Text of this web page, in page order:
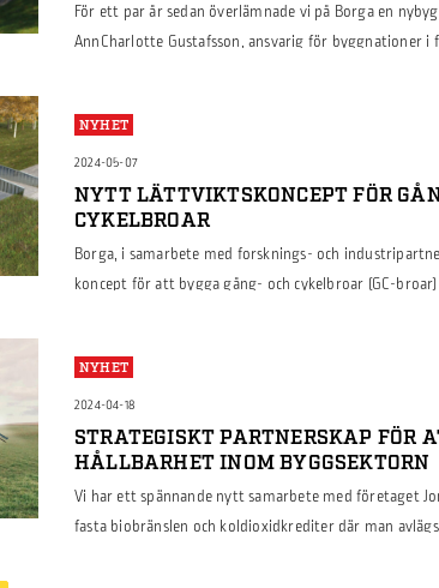
För ett par år sedan överlämnade vi på Borga en
AnnCharlotte Gustafsson, ansvarig för byggnationer i
Anncharlotte.
NYHET
2024-05-07
NYTT LÄTTVIKTSKONCEPT FÖR
CYKELBROAR
Borga, i samarbete med forsknings- och
koncept för att bygga gång- och cykelbroar (GC-
konstruera GC-broar med användning av rostfritt stål.
trapetsprofilerade brobalkar kombinerat med
NYHET
2024-04-18
STRATEGISKT PARTNERSKAP FÖR
HÅLLBARHET INOM BYGGSEKTORN
Vi har ett spännande nytt samarbete med företaget
fasta biobränslen och koldioxidkrediter där man